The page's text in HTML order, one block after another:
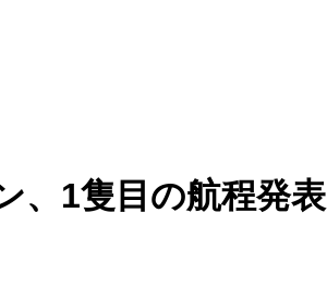
、1隻目の航程発表